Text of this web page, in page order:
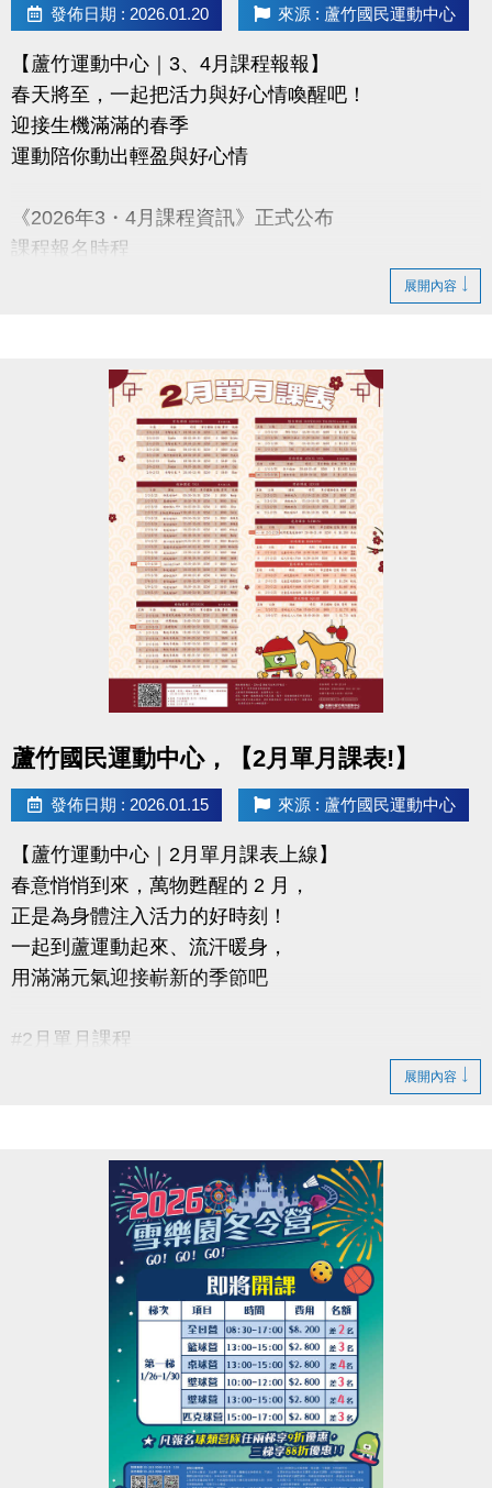
發佈日期 : 2026.01.20 來源 : 蘆竹國民運動中心
【蘆竹運動中心｜3、4月課程報報】
春天將至，一起把活力與好心情喚醒吧！
迎接生機滿滿的春季
運動陪你動出輕盈與好心情
《2026年3・4月課程資訊》正式公布
課程報名時程
使用APP享9折優惠（部分課程無折扣），臨櫃享95折
舊生們享有優先報名的期間，千萬別錯過！
【舊生定義】
報名完整1-2月期課、2月單月課程
且開班成功，無中途退費之學員
2/11-2/28 不分新舊生
APP報名享95折優惠
2/28 前 本期臨櫃報名
◆有 加碼優惠 喔◆
同一人報名三門以上 → 88折優惠
同一人報名兩門以上 → 9折優惠
連絡資訊
-官網 :
https://www.lzsports.com.tw/zh_TW/news/pageID/1/
-FB : 桃園市蘆竹國民運動中心
-IG : @luzhusports
展開內容
蘆竹國民運動中心，【2月單月課表!】
發佈日期 : 2026.01.15 來源 : 蘆竹國民運動中心
【蘆竹運動中心｜2月單月課表上線】
春意悄悄到來，萬物甦醒的 2 月，
正是為身體注入活力的好時刻！
一起到蘆運動起來、流汗暖身，
用滿滿元氣迎接嶄新的季節吧
#2月單月課程
▶ 課程臨櫃報名，【NEW】課程可使用APP報名。
▶ 上課請穿著運動服裝，並攜帶毛巾、水。
▶ 有氧、瑜珈、飛輪需年滿15歲；懸吊、空瑜需年滿
▶ 若因人數不足無法開班，將於開課前通知，並請持
原信用卡、繳費憑證及發票至本中心辦理退費。
-洽詢專線：03-2639066 #115、116
-官網 :
https://www.lzsports.com.tw/zh_TW/news/pageID/1/
-FB : 桃園市蘆竹國民運動中心
展開內容